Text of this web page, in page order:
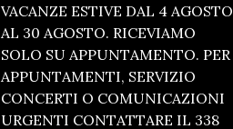
VACANZE ESTIVE DAL 4 AGOSTO
AL 30 AGOSTO. RICEVIAMO
SOLO SU APPUNTAMENTO. PER
APPUNTAMENTI, SERVIZIO
CONCERTI O COMUNICAZIONI
URGENTI CONTATTARE IL 338